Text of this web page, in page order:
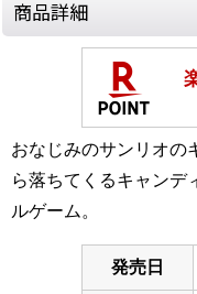
商品詳細
おなじみのサンリオの
ら落ちてくるキャンデ
ルゲーム。
発売日